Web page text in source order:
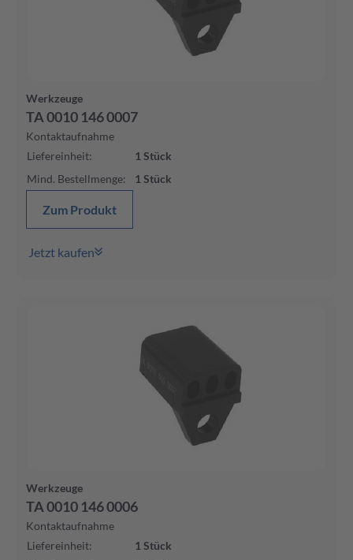
Werkzeuge
TA 0010 146 0007
Kontaktaufnahme
Liefereinheit: 1 Stück
Mind. Bestellmenge: 1 Stück
Zum Produkt
Jetzt kaufen
Werkzeuge
TA 0010 146 0006
Kontaktaufnahme
Liefereinheit: 1 Stück